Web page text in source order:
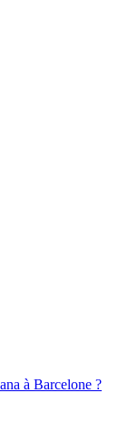
à Barcelone ?